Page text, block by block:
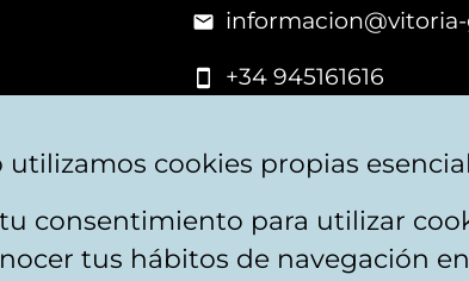
+34 945161616
de cookies Mapa web Accesibilidad
cookies propias
consentimiento para utilizar
tus hábitos de navegación